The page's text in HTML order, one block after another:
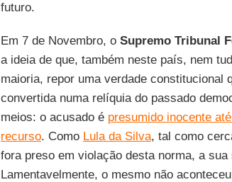
futuro.
Em 7 de Novembro, o Supremo Tribunal
a ideia de que, também neste país, nem
maioria, repor uma verdade constitucional
convertida numa relíquia do passado
meios: o acusado é presumido inocente
recurso. Como Lula da Silva, tal como
fora preso em violação desta norma, a
Lamentavelmente, o mesmo não